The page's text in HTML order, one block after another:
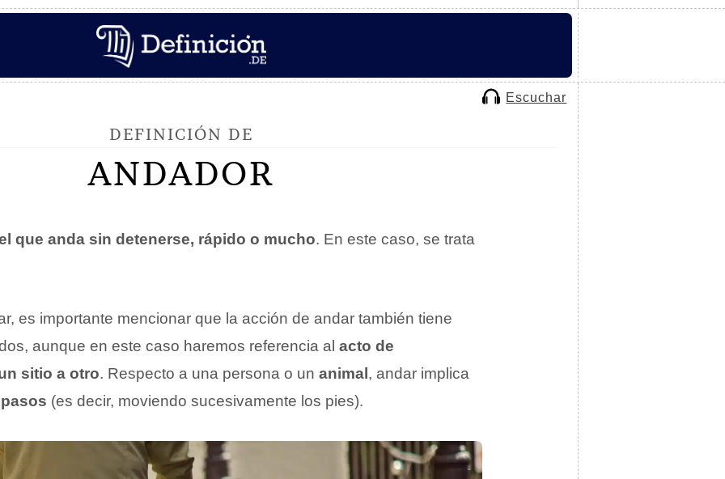
Escuchar
DEFINICIÓN DE
ANDADOR
que anda sin detenerse, rápido o mucho. En este caso, se trata
es importante mencionar que la acción de andar también tiene
aunque en este caso haremos referencia al acto de
sitio a otro. Respecto a una persona o un animal , andar implica
(es decir, moviendo sucesivamente los pies).